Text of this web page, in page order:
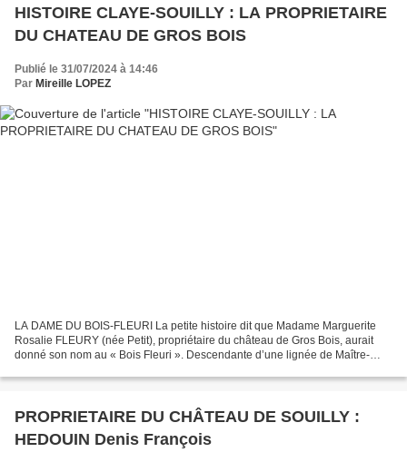
HISTOIRE CLAYE-SOUILLY : LA PROPRIETAIRE
DU CHATEAU DE GROS BOIS
Publié le 31/07/2024 à 14:46
Par Mireille LOPEZ
LA DAME DU BOIS-FLEURI La petite histoire dit que Madame Marguerite
Rosalie FLEURY (née Petit), propriétaire du château de Gros Bois, aurait
donné son nom au « Bois Fleuri ». Descendante d’une lignée de Maître-
PROPRIETAIRE DU CHÂTEAU DE SOUILLY :
HEDOUIN Denis François